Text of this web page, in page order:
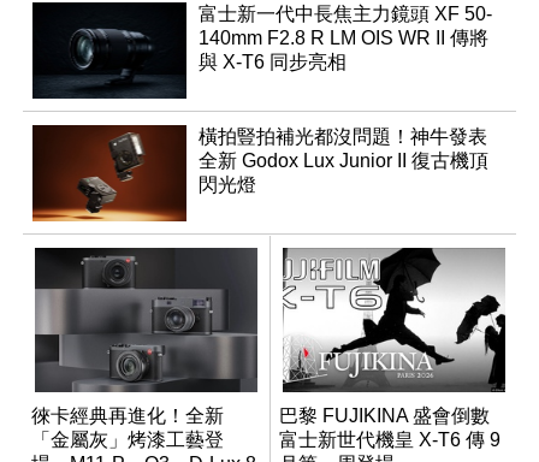
富士新一代中長焦主力鏡頭 XF 50-
140mm F2.8 R LM OIS WR II 傳將
與 X-T6 同步亮相
橫拍豎拍補光都沒問題！神牛發表
全新 Godox Lux Junior II 復古機頂
閃光燈
徠卡經典再進化！全新
「金屬灰」烤漆工藝登
巴黎 FUJIKINA 盛會倒數
富士新世代機皇 X-T6 傳 9